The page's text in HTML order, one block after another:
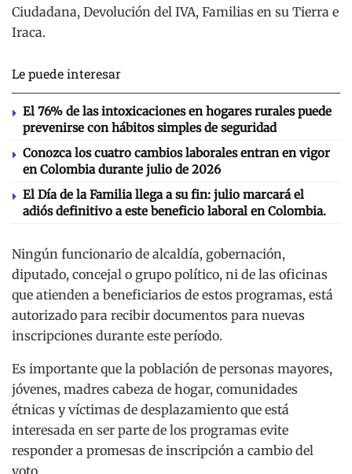
Ciudadana, Devolución del IVA, Familias en su Tierra e
Iraca.
Le puede interesar
El 76% de las intoxicaciones en hogares rurales puede
prevenirse con hábitos simples de seguridad
Conozca los cuatro cambios laborales entran en vigor
en Colombia durante julio de 2026
El Día de la Familia llega a su fin: julio marcará el
adiós definitivo a este beneficio laboral en Colombia.
Ningún funcionario de alcaldía, gobernación,
diputado, concejal o grupo político, ni de las oficinas
que atienden a beneficiarios de estos programas, está
autorizado para recibir documentos para nuevas
inscripciones durante este período.
Es importante que la población de personas mayores,
jóvenes, madres cabeza de hogar, comunidades
étnicas y víctimas de desplazamiento que está
interesada en ser parte de los programas evite
responder a promesas de inscripción a cambio del
voto.